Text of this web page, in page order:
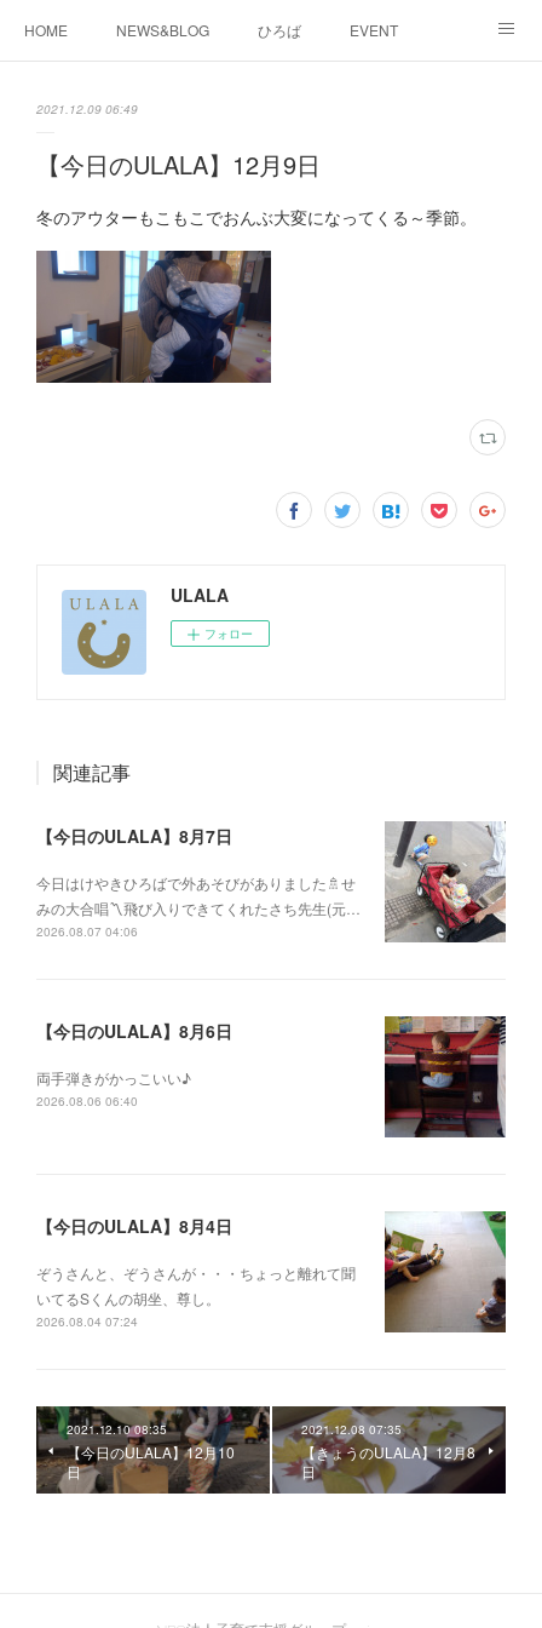
HOME NEWS&BLOG ひろば EVENT
2021.12.09 06:49
【今日のULALA】12月9日
冬のアウターもこもこでおんぶ大変になってくる～季節。
ULALA
フォロー
関連記事
【今日のULALA】8月7日
今日はけやきひろばで外あそびがありました🚿せ
みの大合唱〽飛び入りできてくれたさち先生(元…
2026.08.07 04:06
【今日のULALA】8月6日
両手弾きがかっこいい♪
2026.08.06 06:40
【今日のULALA】8月4日
ぞうさんと、ぞうさんが・・・ちょっと離れて聞
いてるSくんの胡坐、尊し。
2026.08.04 07:24
2021.12.10 08:35
【今日のULALA】12月10
日
2021.12.08 07:35
【きょうのULALA】12月8
日